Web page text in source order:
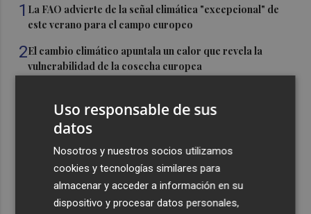
1 La FAO advierte de la señal climática "excepcional" de
este verano para el campo europeo
2El cambio climático apuntala un calor que revela la
vulnerabilidad de la cosecha europea
que pasó entre julio de 2023 y marzo de 2024
El CACV destaca la "credibilidad alcanzada" y la
creación de nuevas cátedras en su primer mandato
Diakhaby: “La afición debe estar más unida con el club y
con nosotros”
Uso responsable de sus
datos
Nosotros y nuestros socios utilizamos
cookies y tecnologías similares para
almacenar y acceder a información en su
dispositivo y procesar datos personales,